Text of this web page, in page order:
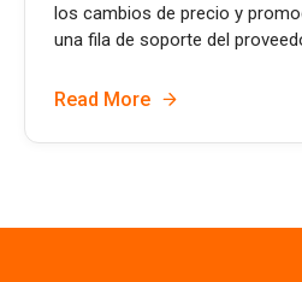
los cambios de precio y
una fila de soporte del
Read More